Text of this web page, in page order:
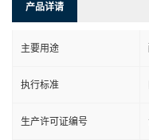
产品详请
主要用途
执行标准
生产许可证编号